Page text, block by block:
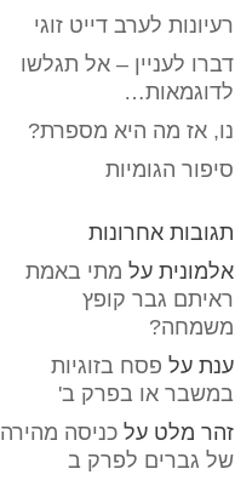
רעיונות לערב דייט זוגי
דברו לעניין – אל תגלשו
לדוגמאות…
נו, אז מה היא מספרת?
סיפור הגומיות
תגובות אחרונות
אלמונית על מתי באמת
ראיתם גבר קופץ
משמחה?
ענת על פסח בזוגיות
במשבר או בפרק ב'
זהר מלט עלכניסה מהירה
של גברים לפרק ב